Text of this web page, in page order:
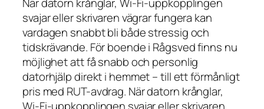
svajar eller skrivaren vägrar fungera kan
vardagen snabbt bli både stressig och
tidskrävande. För boende i Rågsved finns nu
möjlighet att få snabb och personlig
datorhjälp direkt i hemmet – till ett förmånligt
pris med RUT-avdrag. När datorn krånglar,